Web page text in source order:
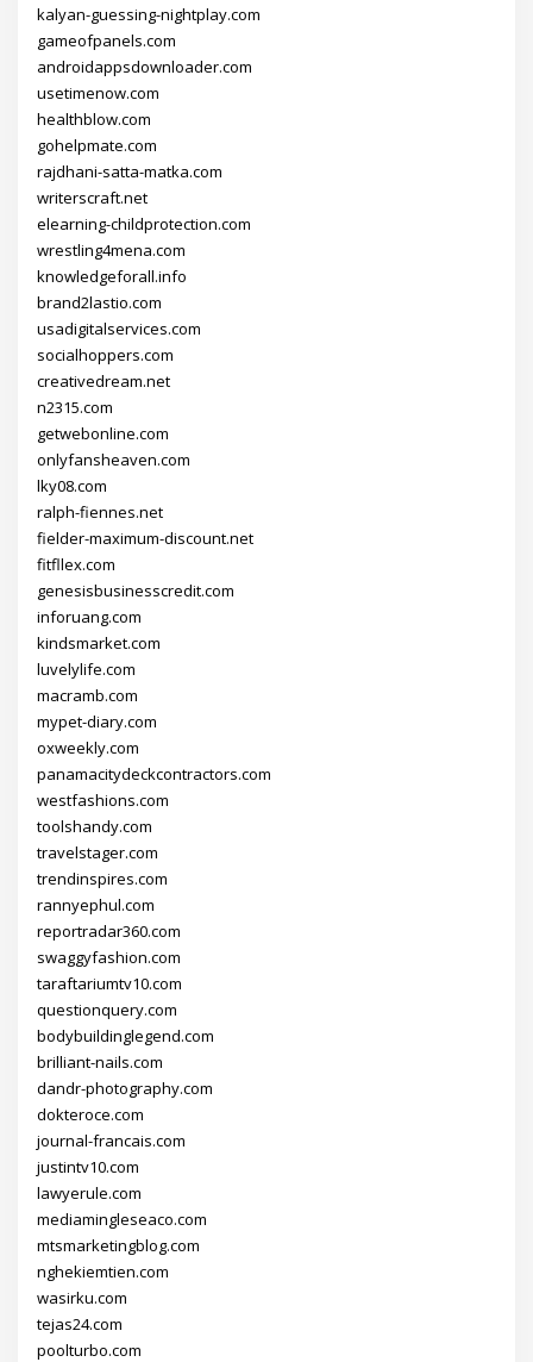
kalyan-guessing-nightplay.com
gameofpanels.com
androidappsdownloader.com
usetimenow.com
healthblow.com
gohelpmate.com
rajdhani-satta-matka.com
writerscraft.net
elearning-childprotection.com
wrestling4mena.com
knowledgeforall.info
brand2lastio.com
usadigitalservices.com
socialhoppers.com
creativedream.net
n2315.com
getwebonline.com
onlyfansheaven.com
lky08.com
ralph-fiennes.net
fielder-maximum-discount.net
fitfllex.com
genesisbusinesscredit.com
inforuang.com
kindsmarket.com
luvelylife.com
macramb.com
mypet-diary.com
oxweekly.com
panamacitydeckcontractors.com
westfashions.com
toolshandy.com
travelstager.com
trendinspires.com
rannyephul.com
reportradar360.com
swaggyfashion.com
taraftariumtv10.com
questionquery.com
bodybuildinglegend.com
brilliant-nails.com
dandr-photography.com
dokteroce.com
journal-francais.com
justintv10.com
lawyerule.com
mediamingleseaco.com
mtsmarketingblog.com
nghekiemtien.com
wasirku.com
tejas24.com
poolturbo.com